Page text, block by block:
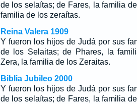
de los selaítas; de Fares, la familia
familia de los zeraítas.
Reina Valera 1909
Y fueron los hijos de Judá por sus
de los Selaitas; de Phares, la
Zera, la familia de los Zeraitas.
Biblia Jubileo 2000
Y fueron los hijos de Judá por sus
de los selaítas; de Fares, la familia